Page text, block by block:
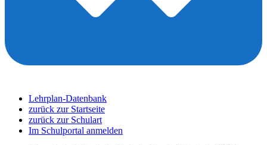
Lehrplan-Datenbank
zurück zur Startseite
zurück zur Schulart
Im Schulportal anmelden